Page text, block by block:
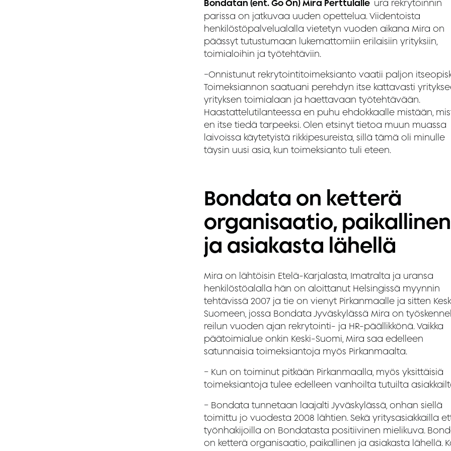
Bondatan (ent. Go On) Mira Perttulalle ura rekrytoinnin
parissa on jatkuvaa uuden opettelua. Viidentoista
henkilöstöpalvelualalla vietetyn vuoden aikana Mira on
päässyt tutustumaan lukemattomiin erilaisiin yrityksiin,
toimialoihin ja työtehtäviin.
−Onnistunut rekrytointitoimeksianto vaatii paljon
Toimeksiannon saatuani perehdyn itse kattavasti
yrityksen toimialaan ja haettavaan työtehtävään.
Haastattelutilanteessa en puhu ehdokkaalle mistään,
en itse tiedä tarpeeksi. Olen etsinyt tietoa muun muassa
laivoissa käytetyistä rikkipesureista, sillä tämä oli minulle
täysin uusi asia, kun toimeksianto tuli eteen.
Bondata on ketterä
organisaatio, paikallinen
ja asiakasta lähellä
Mira on lähtöisin Etelä-Karjalasta, Imatralta ja uransa
henkilöstöalalla hän on aloittanut Helsingissä myynnin
tehtävissä 2007 ja tie on vienyt Pirkanmaalle ja sitten
Suomeen, jossa Bondata Jyväskylässä Mira on
reilun vuoden ajan rekrytointi- ja HR-päällikkönä. Vaikka
päätoimialue onkin Keski-Suomi, Mira saa edelleen
satunnaisia toimeksiantoja myös Pirkanmaalta.
− Kun on toiminut pitkään Pirkanmaalla, myös yksittäisiä
toimeksiantoja tulee edelleen vanhoilta tutuilta
− Bondata tunnetaan laajalti Jyväskylässä, onhan siellä
toimittu jo vuodesta 2008 lähtien. Sekä yritysasiakkailla
työnhakijoilla on Bondatasta positiivinen mielikuva.
on ketterä organisaatio, paikallinen ja asiakasta lähellä.